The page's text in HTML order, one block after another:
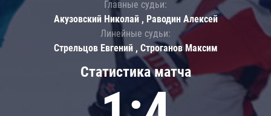
Статистика матча
Главные судьи:
Акузовский Николай , Раводин Алексей
Линейные судьи:
Стрельцов Евгений , Строганов Максим